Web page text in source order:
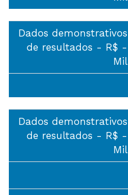
Dados demonstrativos
de resultados - R$ -
Mil
Dados demonstrativos
de resultados - R$ -
Mil